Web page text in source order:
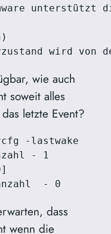
unterstützt
wird von
wie auch
soweit alles
letzte Event?
-lastwake
- 1
- 0
dass
wenn die